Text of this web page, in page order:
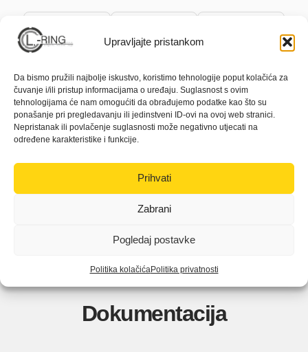
Upravljajte pristankom
Da bismo pružili najbolje iskustvo, koristimo tehnologije poput kolačića za
čuvanje i/ili pristup informacijama o uređaju. Suglasnost s ovim
tehnologijama će nam omogućiti da obrađujemo podatke kao što su
ponašanje pri pregledavanju ili jedinstveni ID-ovi na ovoj web stranici.
Nepristanak ili povlačenje suglasnosti može negativno utjecati na
određene karakteristike i funkcije.
Prihvati
Zabrani
Pogledaj postavke
Politika kolačićaPolitika privatnosti
Čekići
Podne
rezačice
Motorne
Dokumentacija